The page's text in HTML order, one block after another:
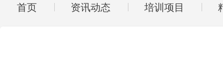
首页 资讯动态 培训项目